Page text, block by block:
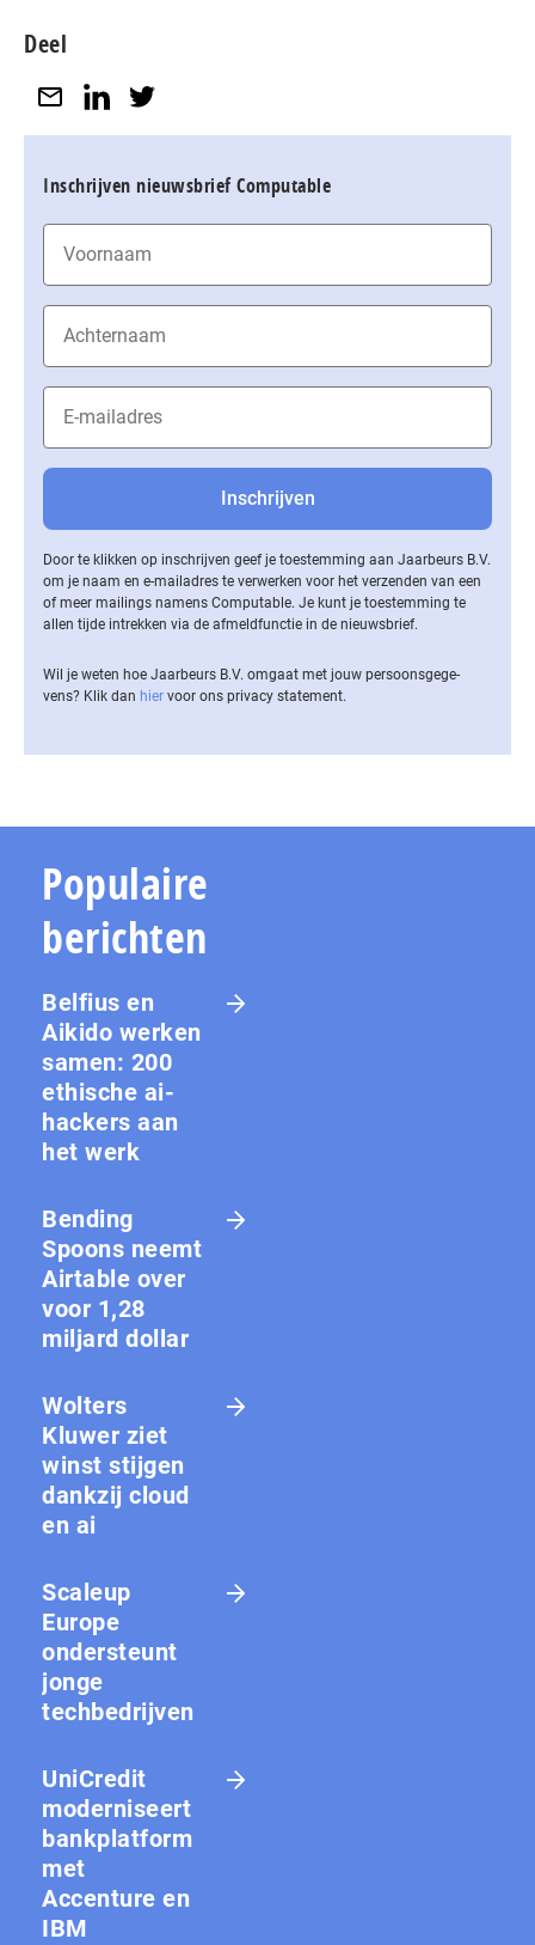
Deel
Inschrijven nieuwsbrief Computable
Door te klikken op inschrijven geef je toestemming aan Jaarbeurs B.V.
om je naam en e-mailadres te verwerken voor het verzenden van een
of meer mailings namens Computable. Je kunt je toestemming te
allen tijde intrekken via de af­meld­func­tie in de nieuwsbrief.
Wil je weten hoe Jaarbeurs B.V. omgaat met jouw per­soons­ge­ge­
vens? Klik dan hier voor ons privacy statement.
Populaire
berichten
Belfius en
Aikido werken
samen: 200
ethische ai-
hackers aan
het werk
Bending
Spoons neemt
Airtable over
voor 1,28
miljard dollar
Wolters
Kluwer ziet
winst stijgen
dankzij cloud
en ai
Scaleup
Europe
ondersteunt
jonge
techbedrijven
UniCredit
moderniseert
bankplatform
met
Accenture en
IBM